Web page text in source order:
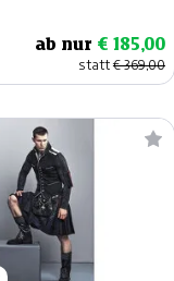
ab nur € 185,00
statt€ 369,00